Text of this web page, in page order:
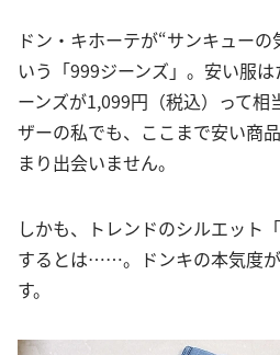
ドン・キホーテが“サンキュー
いう「999ジーンズ」。安い服
ーンズが1,099円（税込）って相
ザーの私でも、ここまで安い商
まり出会いません。
しかも、トレンドのシルエット
するとは……。ドンキの本気度
す。